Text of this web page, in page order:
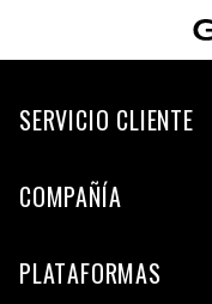
SERVICIO CLIENTE
COMPAÑÍA
PLATAFORMAS